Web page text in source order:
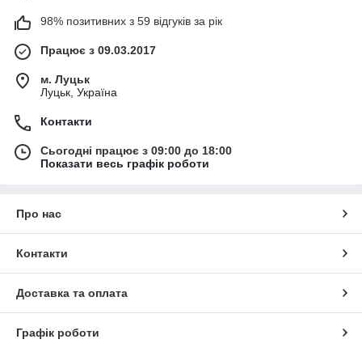
98% позитивних з 59 відгуків за рік
Працює з 09.03.2017
м. Луцьк
Луцьк, Україна
Контакти
Сьогодні працює з 09:00 до 18:00
Показати весь графік роботи
Про нас
Контакти
Доставка та оплата
Графік роботи